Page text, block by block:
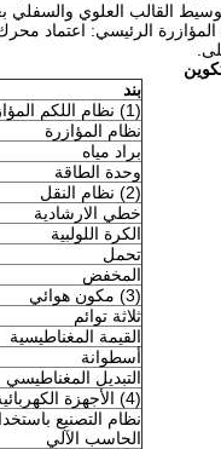
القالب العلوي والسفلي
بند
(1) نظام اللكم المؤازرة
نظام المؤازرة
براد مياه
وحدة الطاقة
(2) نظام النقل
خطي الارشادية
الكرة اللولبية
تحمل
المخفض
(3) مكون هوائي
ثلاثة توائم
القيمة المغناطيسية
أسطوانة
التبديل المغناطيسي
(4) الأجهزة الكهربائية
نظام التصنيع
الحاسب الآلي